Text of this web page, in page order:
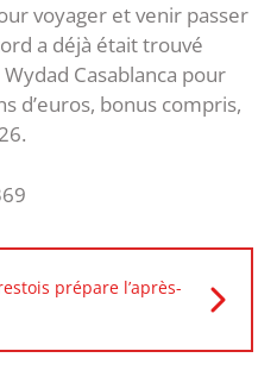
voyager et venir passer
a déjà était trouvé
Casablanca pour
d’euros, bonus compris,
prépare l’après-